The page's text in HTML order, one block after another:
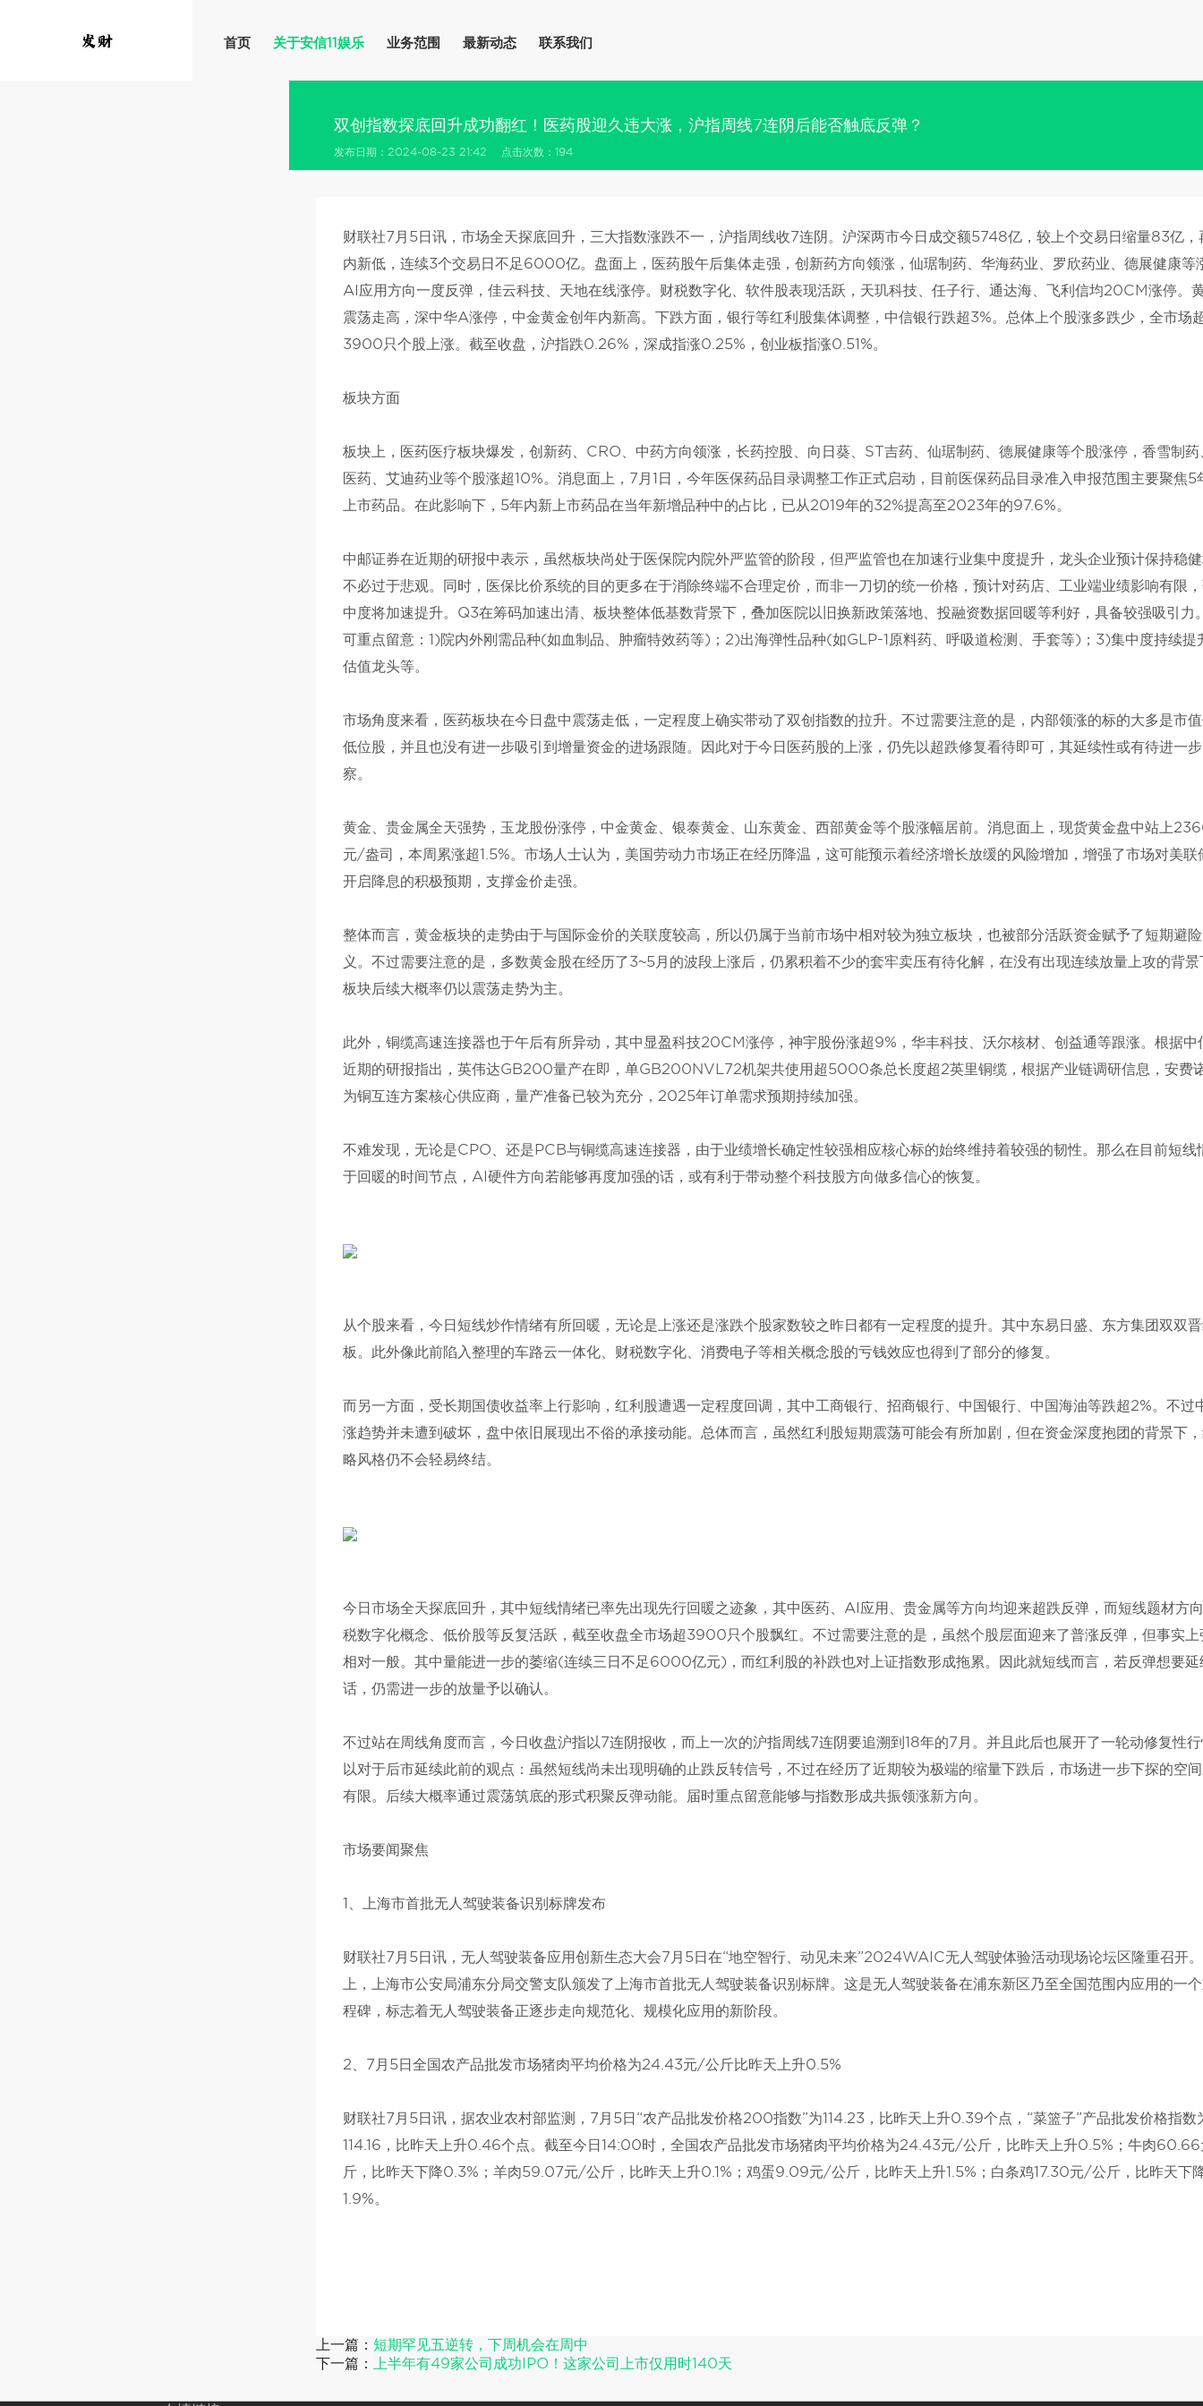
首页 关于安信11娱乐 业务范围 最新动态 联系我们
双创指数探底回升成功翻红！医药股迎久违大涨，沪指周线7连阴后能否触底反弹？
发布日期：2024-08-23 21:42 点击次数：194
财联社7月5日讯，市场全天探底回升，三大指数涨跌不一，沪指周线收7连阴。沪深两市今日成交额5748亿，较上个交易日缩量83亿，
内新低，连续3个交易日不足6000亿。盘面上，医药股午后集体走强，创新药方向领涨，仙琚制药、华海药业、罗欣药业、德展健康等
AI应用方向一度反弹，佳云科技、天地在线涨停。财税数字化、软件股表现活跃，天玑科技、任子行、通达海、飞利信均20CM涨停。
震荡走高，深中华A涨停，中金黄金创年内新高。下跌方面，银行等红利股集体调整，中信银行跌超3%。总体上个股涨多跌少，全市场
3900只个股上涨。截至收盘，沪指跌0.26%，深成指涨0.25%，创业板指涨0.51%。
板块方面
板块上，医药医疗板块爆发，创新药、CRO、中药方向领涨，长药控股、向日葵、ST吉药、仙琚制药、德展健康等个股涨停，香雪制药
医药、艾迪药业等个股涨超10%。消息面上，7月1日，今年医保药品目录调整工作正式启动，目前医保药品目录准入申报范围主要聚焦5
上市药品。在此影响下，5年内新上市药品在当年新增品种中的占比，已从2019年的32%提高至2023年的97.6%。
中邮证券在近期的研报中表示，虽然板块尚处于医保院内院外严监管的阶段，但严监管也在加速行业集中度提升，龙头企业预计保持稳
不必过于悲观。同时，医保比价系统的目的更多在于消除终端不合理定价，而非一刀切的统一价格，预计对药店、工业端业绩影响有限
中度将加速提升。Q3在筹码加速出清、板块整体低基数背景下，叠加医院以旧换新政策落地、投融资数据回暖等利好，具备较强吸引力
可重点留意：1)院内外刚需品种(如血制品、肿瘤特效药等)；2)出海弹性品种(如GLP-1原料药、呼吸道检测、手套等)；3)集中度持续提
估值龙头等。
市场角度来看，医药板块在今日盘中震荡走低，一定程度上确实带动了双创指数的拉升。不过需要注意的是，内部领涨的标的大多是市
低位股，并且也没有进一步吸引到增量资金的进场跟随。因此对于今日医药股的上涨，仍先以超跌修复看待即可，其延续性或有待进一
察。
黄金、贵金属全天强势，玉龙股份涨停，中金黄金、银泰黄金、山东黄金、西部黄金等个股涨幅居前。消息面上，现货黄金盘中站上
元/盎司，本周累涨超1.5%。市场人士认为，美国劳动力市场正在经历降温，这可能预示着经济增长放缓的风险增加，增强了市场对美联
开启降息的积极预期，支撑金价走强。
整体而言，黄金板块的走势由于与国际金价的关联度较高，所以仍属于当前市场中相对较为独立板块，也被部分活跃资金赋予了短期避
义。不过需要注意的是，多数黄金股在经历了3~5月的波段上涨后，仍累积着不少的套牢卖压有待化解，在没有出现连续放量上攻的背景
板块后续大概率仍以震荡走势为主。
此外，铜缆高速连接器也于午后有所异动，其中显盈科技20CM涨停，神宇股份涨超9%，华丰科技、沃尔核材、创益通等跟涨。根据中
近期的研报指出，英伟达GB200量产在即，单GB200NVL72机架共使用超5000条总长度超2英里铜缆，根据产业链调研信息，安费
为铜互连方案核心供应商，量产准备已较为充分，2025年订单需求预期持续加强。
不难发现，无论是CPO、还是PCB与铜缆高速连接器，由于业绩增长确定性较强相应核心标的始终维持着较强的韧性。那么在目前短线
于回暖的时间节点，AI硬件方向若能够再度加强的话，或有利于带动整个科技股方向做多信心的恢复。
从个股来看，今日短线炒作情绪有所回暖，无论是上涨还是涨跌个股家数较之昨日都有一定程度的提升。其中东易日盛、东方集团双双
板。此外像此前陷入整理的车路云一体化、财税数字化、消费电子等相关概念股的亏钱效应也得到了部分的修复。
而另一方面，受长期国债收益率上行影响，红利股遭遇一定程度回调，其中工商银行、招商银行、中国银行、中国海油等跌超2%。不过
涨趋势并未遭到破坏，盘中依旧展现出不俗的承接动能。总体而言，虽然红利股短期震荡可能会有所加剧，但在资金深度抱团的背景下
略风格仍不会轻易终结。
今日市场全天探底回升，其中短线情绪已率先出现先行回暖之迹象，其中医药、AI应用、贵金属等方向均迎来超跌反弹，而短线题材方
税数字化概念、低价股等反复活跃，截至收盘全市场超3900只个股飘红。不过需要注意的是，虽然个股层面迎来了普涨反弹，但事实上
相对一般。其中量能进一步的萎缩(连续三日不足6000亿元)，而红利股的补跌也对上证指数形成拖累。因此就短线而言，若反弹想要延
话，仍需进一步的放量予以确认。
不过站在周线角度而言，今日收盘沪指以7连阴报收，而上一次的沪指周线7连阴要追溯到18年的7月。并且此后也展开了一轮动修复性
以对于后市延续此前的观点：虽然短线尚未出现明确的止跌反转信号，不过在经历了近期较为极端的缩量下跌后，市场进一步下探的空
有限。后续大概率通过震荡筑底的形式积聚反弹动能。届时重点留意能够与指数形成共振领涨新方向。
市场要闻聚焦
1、上海市首批无人驾驶装备识别标牌发布
财联社7月5日讯，无人驾驶装备应用创新生态大会7月5日在“地空智行、动见未来”2024WAIC无人驾驶体验活动现场论坛区隆重召开
上，上海市公安局浦东分局交警支队颁发了上海市首批无人驾驶装备识别标牌。这是无人驾驶装备在浦东新区乃至全国范围内应用的一
程碑，标志着无人驾驶装备正逐步走向规范化、规模化应用的新阶段。
2、7月5日全国农产品批发市场猪肉平均价格为24.43元/公斤比昨天上升0.5%
财联社7月5日讯，据农业农村部监测，7月5日“农产品批发价格200指数”为114.23，比昨天上升0.39个点，“菜篮子”产品批发价格指数
114.16，比昨天上升0.46个点。截至今日14:00时，全国农产品批发市场猪肉平均价格为24.43元/公斤，比昨天上升0.5%；牛肉
斤，比昨天下降0.3%；羊肉59.07元/公斤，比昨天上升0.1%；鸡蛋9.09元/公斤，比昨天上升1.5%；白条鸡17.30元/公斤，比昨天下
1.9%。
上一篇： 短期罕见五逆转，下周机会在周中
下一篇： 上半年有49家公司成功IPO！这家公司上市仅用时140天